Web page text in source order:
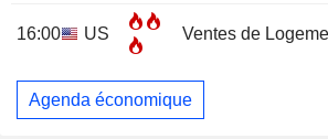
16:00 US
Agenda économique